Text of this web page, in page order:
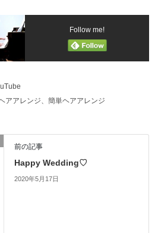
Follow me!
アアレンジ、簡単ヘアアレンジ
前の記事
Happy Wedding♡
2020年5月17日